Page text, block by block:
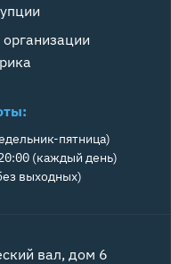
пятница)
(каждый день)
выходных)
вал, дом 6